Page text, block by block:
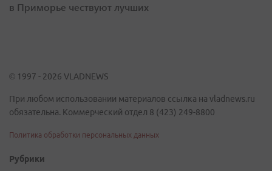
в Приморье чествуют лучших
© 1997 - 2026 VLADNEWS
При любом использовании материалов ссылка на vladnews.ru
обязательна. Коммерческий отдел 8 (423) 249-8800
Политика обработки персональных данных
Рубрики